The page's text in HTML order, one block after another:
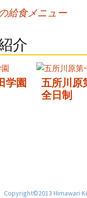
給食メニュー
介
学園
五所川原
全日制
Copyright©2013 Himawari